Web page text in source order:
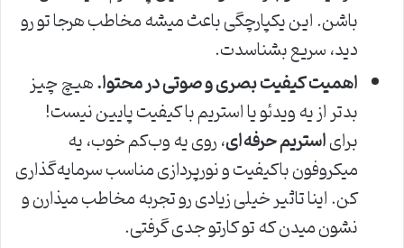
باشن. این یکپارچگی باعث میشه مخاطب هرجا تو رو
دید، سریع بشناسدت.
اهمیت کیفیت بصری و صوتی در محتوا.هیچ چیز
بدتر از یه ویدئو یا استریم با کیفیت پایین نیست!
برایاستریم حرفه‌ای، روی یه وب‌کم خوب، یه
میکروفون باکیفیت و نورپردازی مناسب سرمایه‌گذاری
کن. اینا تاثیر خیلی زیادی رو تجربه مخاطب میذارن و
نشون میدن که تو کارتو جدی گرفتی.